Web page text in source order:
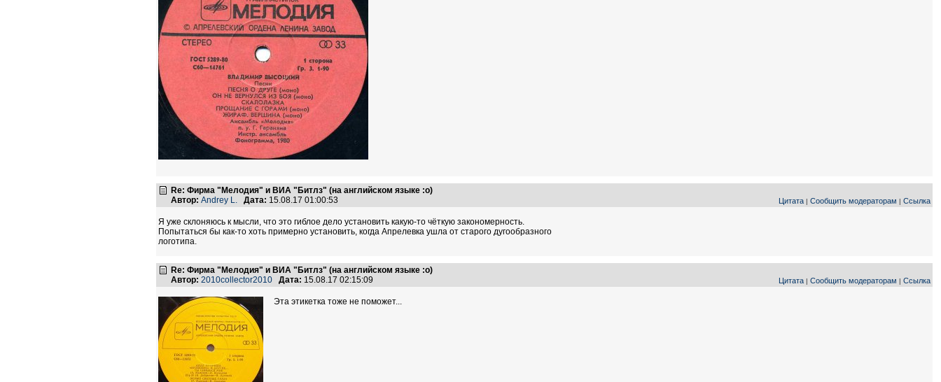
Re: Фирма "Мелодия" и ВИА "Битлз" (на английском языке :о)
Автор: Andrey L. Дата: 15.08.17 01:00:53 Цитата | Сообщить модераторам | Ссылка
Я уже склоняюсь к мысли, что это гиблое дело установить какую-то чёткую закономерность.
Попытаться бы как-то хоть примерно установить, когда Апрелевка ушла от старого дугообразного
логотипа.
Re: Фирма "Мелодия" и ВИА "Битлз" (на английском языке :о)
Автор: 2010collector2010 Дата: 15.08.17 02:15:09 Цитата | Сообщить модераторам | Ссылка
Эта этикетка тоже не поможет...